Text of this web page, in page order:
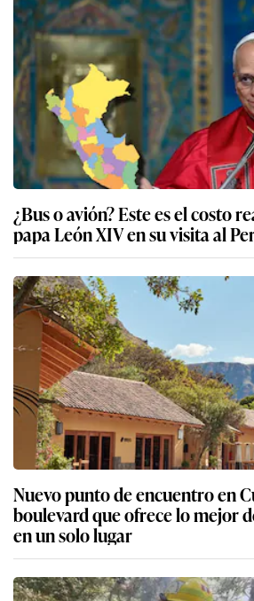
¿Bus o avión? Este es el costo
papa León XIV en su visita al
Nuevo punto de encuentro en
boulevard que ofrece lo mejor
en un solo lugar